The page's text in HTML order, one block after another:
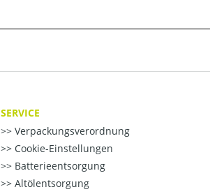
SERVICE
Verpackungsverordnung
Cookie-Einstellungen
Batterieentsorgung
Altölentsorgung